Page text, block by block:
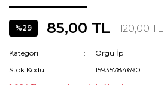
%29 85,00 TL 120,00 TL
Kategori
Örgü İpi
Stok Kodu
15935784690